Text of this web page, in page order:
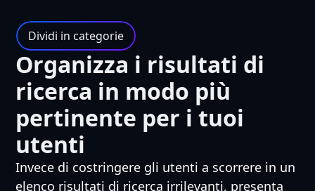
Dividi in categorie
Organizza i risultati di
ricerca in modo più
pertinente per i tuoi
utenti
Invece di costringere gli utenti a scorrere in un
elenco risultati di ricerca irrilevanti, presenta